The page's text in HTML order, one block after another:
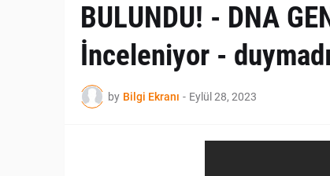
BULUNDU! - DNA
İnceleniyor -
by Bilgi Ekranı - Eylül 28, 2023